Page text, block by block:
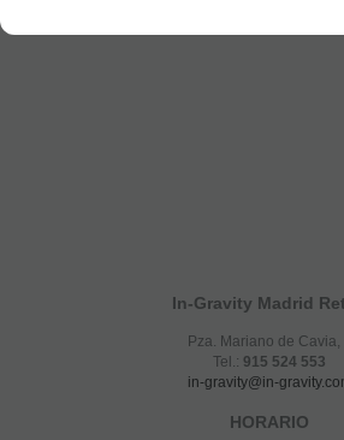
In-Gravity Madrid
Pza. Mariano de Cavia,
Tel.: 915 524 553
in-gravity@in-
HORARIO